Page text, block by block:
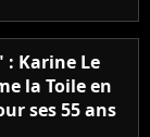
: Karine Le
la Toile en
ses 55 ans